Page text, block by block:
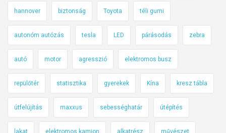
hannover biztonság Toyota téli gumi
autonóm autózás tesla LED párásodás zebra
autó motor agresszió elektromos busz
repülőtér statisztika gyerekek Kína kresz tábla
útfelújítás maxxus sebességhatár útépítés
lakat elektromos kamion alkatrész művészet